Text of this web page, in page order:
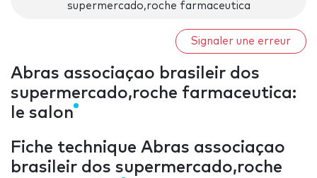
supermercado,roche farmaceutica
Signaler une erreur
Abras associaçao brasileir dos
supermercado,roche farmaceutica:
le salon
Fiche technique Abras associaçao
brasileir dos supermercado,roche